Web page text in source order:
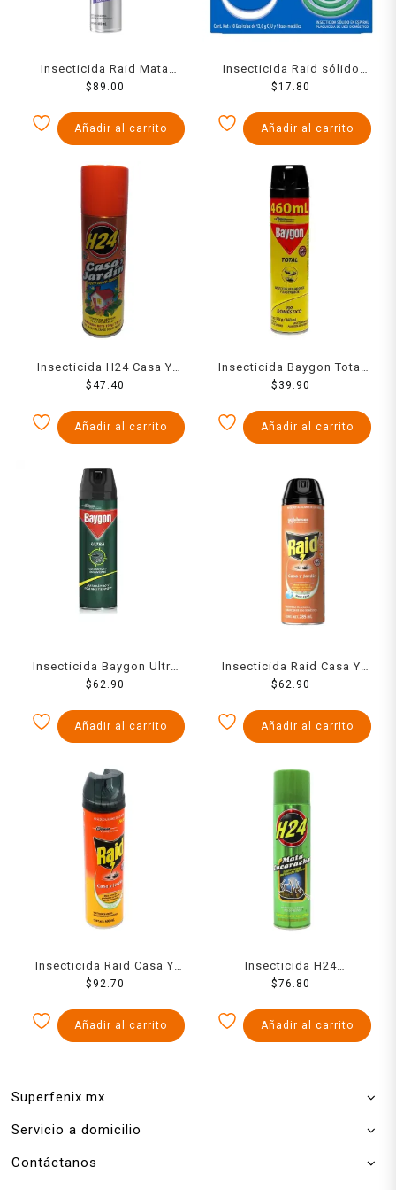
Insecticida Raid Mata
Pulgas 400 Ml
$ 89.00
Añadir al carrito
Insecticida Raid sólido
verde 10 espirales de 12 g
$17.80
Añadir al carrito
Insecticida H24 Casa Y
Jardin 180 Ml
$47.40
Añadir al carrito
Insecticida Baygon Total
400 Ml
$ 39.90
Añadir al carrito
Insecticida Baygon Ultra
Verde 400 Ml
$62.90
Añadir al carrito
Insecticida Raid Casa Y
Jardin 285 Ml
$62.90
Añadir al carrito
Insecticida Raid Casa Y
Jardin Naranja 400 Ml
$ 92.70
Añadir al carrito
Insecticida H24
Cucarachas 489 Ml
$76.80
Añadir al carrito
Superfenix.mx
Servicio a domicilio
Contáctanos